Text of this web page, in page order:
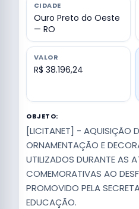
CIDADE
Ouro Preto do Oeste
— RO
VALOR
R$ 38.196,24
OBJETO:
[LICITANET] - AQUISIÇÃO
ORNAMENTAÇÃO E
UTILIZADOS DURANTE AS
COMEMORATIVAS AO
PROMOVIDO PELA
EDUCAÇÃO.